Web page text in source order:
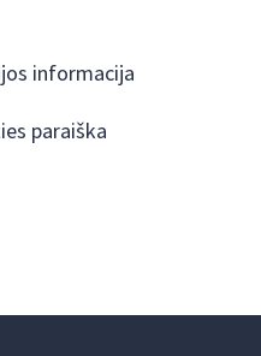
informacija
paraiška